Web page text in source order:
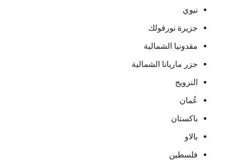
نيوي
جزيرة نورفولك
مقدونيا الشمالية
جزر ماريانا الشمالية
النرويج
عُمان
باكستان
بالاو
فلسطين